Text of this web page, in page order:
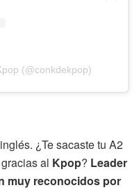
(@conkdekpop)
¿Te sacaste tu A2
al Kpop? Leader
muy reconocidos por